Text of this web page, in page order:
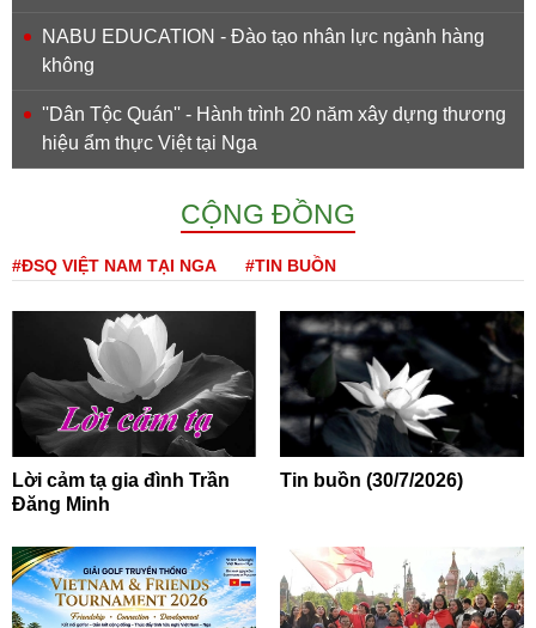
NABU EDUCATION - Đào tạo nhân lực ngành hàng
không
''Dân Tộc Quán'' - Hành trình 20 năm xây dựng thương
hiệu ẩm thực Việt tại Nga
CỘNG ĐỒNG
#ĐSQ VIỆT NAM TẠI NGA #TIN BUỒN
Lời cảm tạ gia đình Trần
Đăng Minh
Tin buồn (30/7/2026)